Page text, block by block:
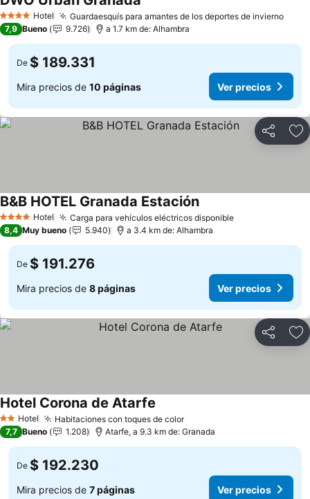
4 EstrellasHotel Guardaesquís para amantes de los deportes de invierno
7,9 Bueno 9.726 a 1.7 km de: Alhambra
De $ 189.331
Mira precios de 10 páginas Ver precios
Compartir
4 EstrellasHotel Carga para vehículos eléctricos disponible
B&B HOTEL Granada Estación
8,4 Muy bueno 5.940 a 3.4 km de: Alhambra
De $ 191.276
Mira precios de 8 páginas Ver precios
Compartir
2 Estrellas
Hotel Habitaciones con toques de color
Hotel Corona de Atarfe
7,7 Bueno 1.208 Atarfe, a 9.3 km de: Granada
De $ 192.230
Mira precios de 7 páginas Ver precios